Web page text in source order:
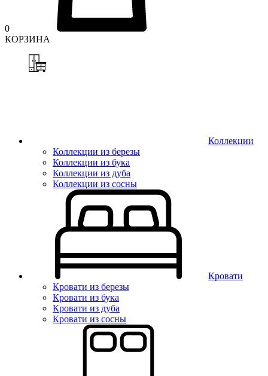
0
КОРЗИНА
Коллекции
Коллекции из березы
Коллекции из бука
Коллекции из дуба
Коллекции из сосны
Кровати
Кровати из березы
Кровати из бука
Кровати из дуба
Кровати из сосны